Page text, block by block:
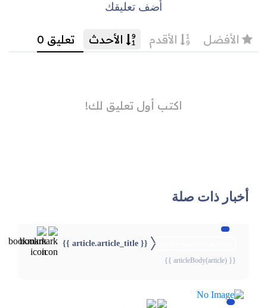
أضف تعليقك
أخبار ذات صلة
{{ article.article_title }}
{{ articleBody(article) }}